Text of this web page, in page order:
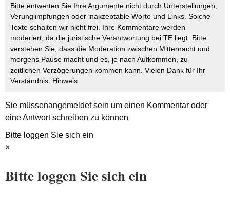
Bitte entwerten Sie Ihre Argumente nicht durch Unterstellungen,
Verunglimpfungen oder inakzeptable Worte und Links. Solche
Texte schalten wir nicht frei. Ihre Kommentare werden
moderiert, da die juristische Verantwortung bei TE liegt. Bitte
verstehen Sie, dass die Moderation zwischen Mitternacht und
morgens Pause macht und es, je nach Aufkommen, zu
zeitlichen Verzögerungen kommen kann. Vielen Dank für Ihr
Verständnis. Hinweis
Sie müssenangemeldetsein um einen Kommentar oder
eine Antwort schreiben zu können
Bitte loggen Sie sich ein
×
Bitte loggen Sie sich ein